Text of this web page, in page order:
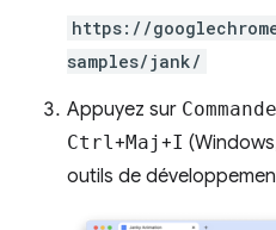
https://
samples/jank/
Appuyez sur Commande
Ctrl+Maj+I
outils de